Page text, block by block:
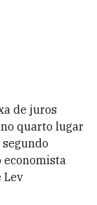
de juros
quarto lugar
economista
Lev